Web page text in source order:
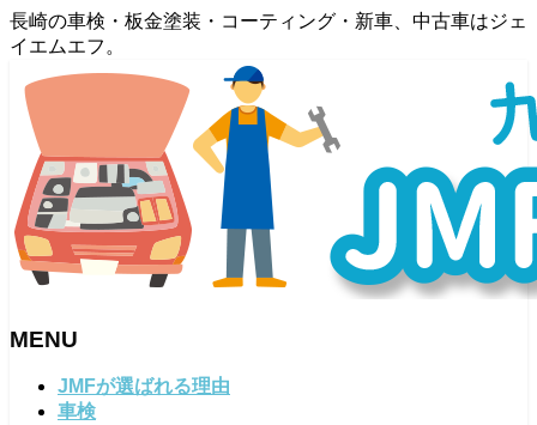
長崎の車検・板金塗装・コーティング・新車、中古車はジェ
イエムエフ。
MENU
JMFが選ばれる理由
車検